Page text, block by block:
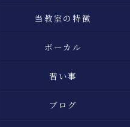
当教室の特徴
ボーカル
習い事
ブログ